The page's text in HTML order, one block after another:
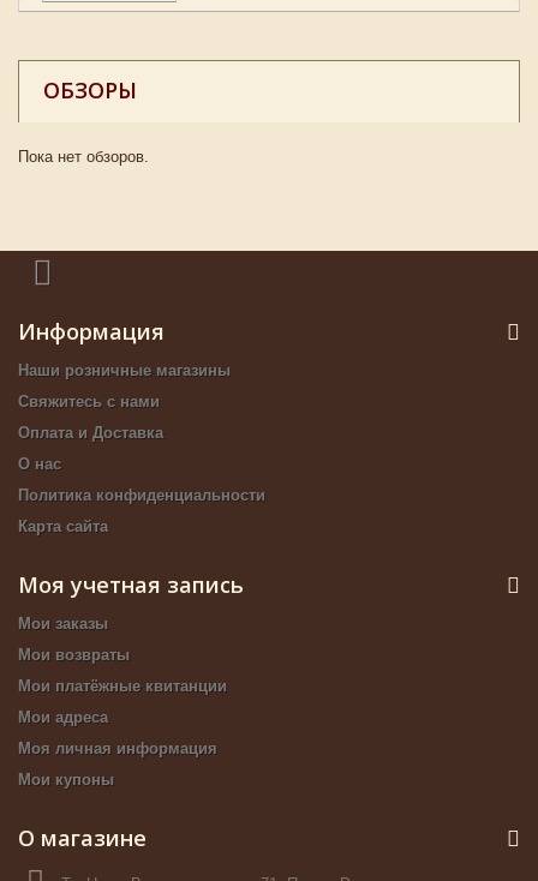
ОБЗОРЫ
Пока нет обзоров.
Информация
Наши розничные магазины
Свяжитесь с нами
Оплата и Доставка
О нас
Политика конфиденциальности
Карта сайта
Моя учетная запись
Мои заказы
Мои возвраты
Мои платёжные квитанции
Мои адреса
Моя личная информация
Мои купоны
О магазине